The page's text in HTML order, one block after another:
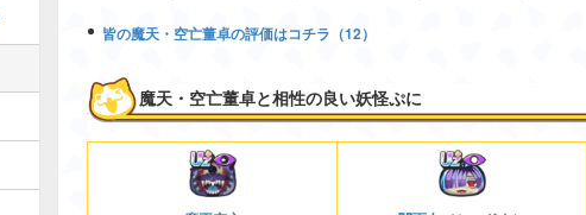
皆の魔天・空亡董卓の評価はコチラ（12）
魔天・空亡董卓と相性の良い妖怪ぷに